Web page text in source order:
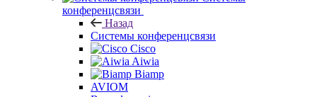
конференцсвязи
Назад
Системы конференцсвязи
Cisco
Aiwia
Biamp
AVIOM